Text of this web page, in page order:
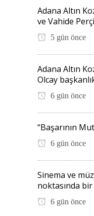
Adana Altın
ve Vahide
5 gün önce
Adana Altın
Olcay
6 gün önce
“Başarının
6 gün önce
Sinema ve
noktasında bir
6 gün önce